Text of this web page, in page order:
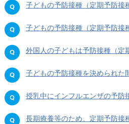
子どもの予防接種（定期予防接種）の予診票は、
子どもの予防接種（定期予防接種）を北見市民ではない人が
外国人の子どもは予防接種（定期予防接）を無料で
子どもの予防接種を決められた間隔どおりに接種しな
授乳中にインフルエンザの予防接種を
長期療養等のため、定期予防接種を受けられなかっ